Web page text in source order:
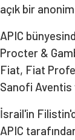
açık bir
APIC
Procter &
Fiat, Fiat
Sanofi Aventis
İsrail'in
APIC